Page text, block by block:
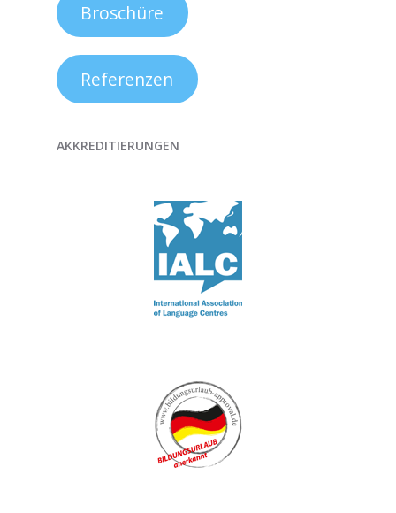
Broschüre
Referenzen
AKKREDITIERUNGEN